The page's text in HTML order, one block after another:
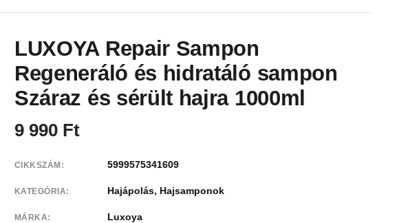
LUXOYA Repair Sampon
Regeneráló és hidratáló sampon
Száraz és sérült hajra 1000ml
9 990 Ft
CIKKSZÁM: 5999575341609
KATEGÓRIA: Hajápolás, Hajsamponok
MÁRKA: Luxoya